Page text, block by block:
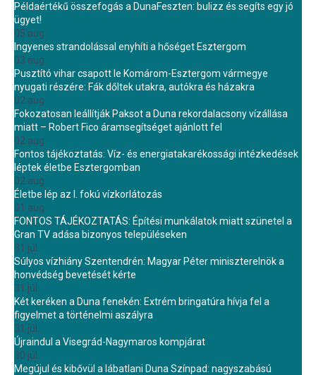
Példaértékű összefogás a DunaFeszten: bulizz és segíts egy jó
ügyet!
05 aug.
Ingyenes strandolással enyhíti a hőséget Esztergom
03 aug.
Pusztító vihar csapott le Komárom-Esztergom vármegye
nyugati részére: Fák dőltek utakra, autókra és házakra
02 aug.
Fokozatosan leállítják Paksot a Duna rekordalacsony vízállása
miatt – Robert Fico áramsegítséget ajánlott fel
02 aug.
Fontos tájékoztatás: Víz- és energiatakarékossági intézkedések
léptek életbe Esztergomban
02 aug.
Életbe lép az I. fokú vízkorlátozás
01 aug.
FONTOS TÁJÉKOZTATÁS: Építési munkálatok miatt szünetel a
Gran TV adása bizonyos településeken
31 júl.
Súlyos vízhiány Szentendrén: Magyar Péter miniszterelnök a
honvédség bevetését kérte
31 júl.
Két keréken a Duna fenekén: Extrém bringatúra hívja fel a
figyelmet a történelmi aszályra
31 júl.
Újraindul a Visegrád-Nagymaros kompjárat
30 júl.
Megújul és kibővül a lábatlani Duna Színpad: nagyszabású